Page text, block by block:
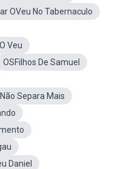
OVeu No Tabernaculo
Veu
OSFilhos De Samuel
Separa Mais
Daniel